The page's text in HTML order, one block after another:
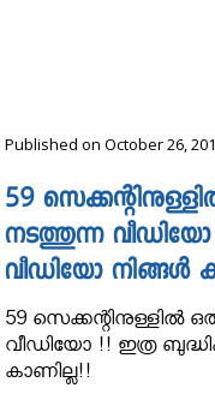
Published on October 26,
59
നടത്തുന്ന
വീഡിയോ നിങ്ങൾ
59 സെക്കന്റിനുള്ളിൽ
വീഡിയോ !! ഇത്ര
കാണില്ല!!